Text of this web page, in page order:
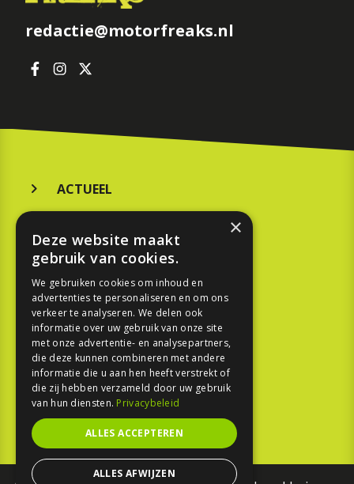
redactie@motorfreaks.nl
ACTUEEL
KOOPGIDS
TESTEN
SPORT
REPORTAGE
TOUREN
NIEUWSBRIEF
×
Deze website maakt
gebruik van cookies.
We gebruiken cookies om inhoud en
advertenties te personaliseren en om ons
verkeer te analyseren. We delen ook
informatie over uw gebruik van onze site
met onze advertentie- en analysepartners,
die deze kunnen combineren met andere
informatie die u aan hen heeft verstrekt of
die zij hebben verzameld door uw gebruik
van hun diensten. Privacybeleid
ALLES ACCEPTEREN
ALLES AFWIJZEN